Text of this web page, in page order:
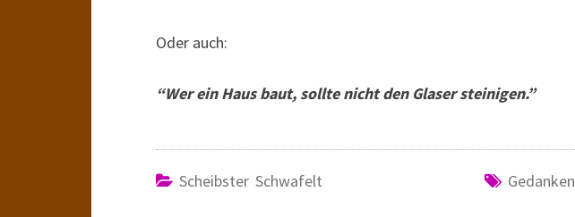
Oder auch:
“Wer ein Haus baut, sollte nicht den Glaser steinigen.”
Scheibster Schwafelt Gedanken